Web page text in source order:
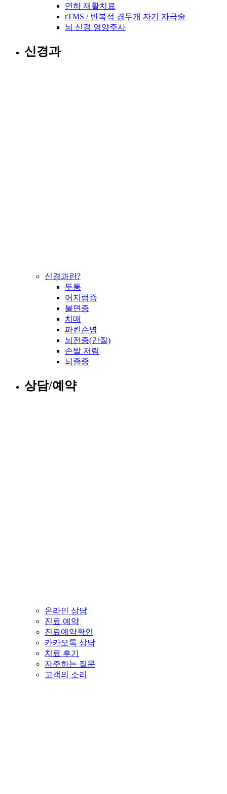
연하 재활치료
rTMS / 반복적 경두개 자기 자극술
뇌 신경 영양주사
신경과
신경과란?
두통
어지럼증
불면증
치매
파킨슨병
뇌전증(간질)
손발 저림
뇌졸중
상담/예약
온라인 상담
진료 예약
진료예약확인
카카오톡 상담
치료 후기
자주하는 질문
고객의 소리